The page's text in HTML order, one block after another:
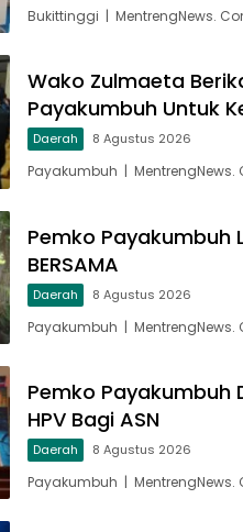
Bukittinggi | MentrengNews.
Wako Zulmaeta
Payakumbuh Untuk
Daerah 8 Agustus 2026
Payakumbuh | MentrengNews.
Pemko Payakumbuh
BERSAMA
Daerah 8 Agustus 2026
Payakumbuh | MentrengNews.
Pemko Payakumbuh
HPV Bagi ASN
Daerah 8 Agustus 2026
Payakumbuh | MentrengNews.